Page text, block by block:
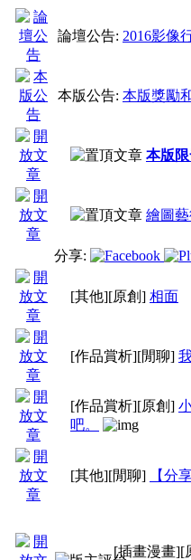
2.原
權益，
本版提倡
俗話說
麼喜歡
論壇公告: 2016影像
本版公告: 本版獎勵
本版
繪圖
分享:
[其他][原創] 相面
[作品賞析][閒聊]
[作品賞析][原創]
吧。
[其他][閒聊] 【分
[插畫漫畫][